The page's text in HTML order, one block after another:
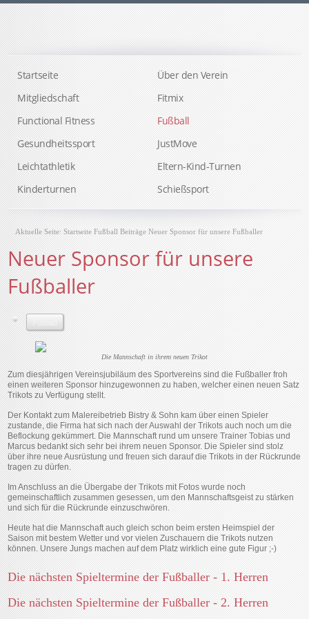
Startseite
Über den Verein
Mitgliedschaft
Fitmix
Functional Fitness
Fußball
Gesundheitssport
JustMove
Leichtathletik
Eltern-Kind-Turnen
Kinderturnen
Schießsport
Aktuelle Seite:Startseite Fußball Beiträge Neuer Sponsor für unsere Fußballer
Neuer Sponsor für unsere
Fußballer
Die Mannschaft in ihrem neuen Trikot
Zum diesjährigen Vereinsjubiläum des Sportvereins sind die Fußballer froh
einen weiteren Sponsor hinzugewonnen zu haben, welcher einen neuen Satz
Trikots zu Verfügung stellt.
Der Kontakt zum Malereibetrieb Bistry & Sohn kam über einen Spieler
zustande, die Firma hat sich nach der Auswahl der Trikots auch noch um die
Beflockung gekümmert. Die Mannschaft rund um unsere Trainer Tobias und
Marcus bedankt sich sehr bei ihrem neuen Sponsor. Die Spieler sind stolz
über ihre neue Ausrüstung und freuen sich darauf die Trikots in der Rückrunde
tragen zu dürfen.
Im Anschluss an die Übergabe der Trikots mit Fotos wurde noch
gemeinschaftlich zusammen gesessen, um den Mannschaftsgeist zu stärken
und sich für die Rückrunde einzuschwören.
Heute hat die Mannschaft auch gleich schon beim ersten Heimspiel der
Saison mit bestem Wetter und vor vielen Zuschauern die Trikots nutzen
können. Unsere Jungs machen auf dem Platz wirklich eine gute Figur ;-)
Die nächsten Spieltermine der Fußballer - 1. Herren
Die nächsten Spieltermine der Fußballer - 2. Herren